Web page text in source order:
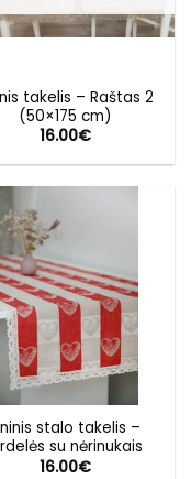
takelis – Raštas 2
(50×175 cm)
16.00€
stalo takelis –
su nėrinukais
16.00€